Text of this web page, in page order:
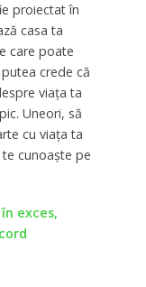
proiectat în
casa ta
care poate
crede că
viața ta
Uneori, să
cu viața ta
cunoaște pe
exces,